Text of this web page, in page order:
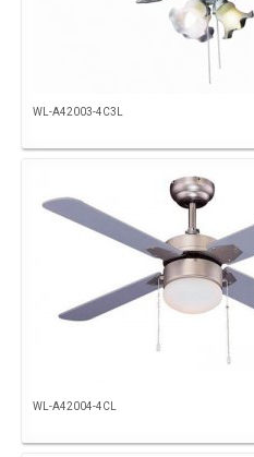
WL-A42003-4C3L
WL-A42004-4CL